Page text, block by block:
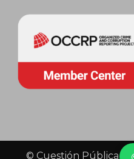
© Cuestión Pública